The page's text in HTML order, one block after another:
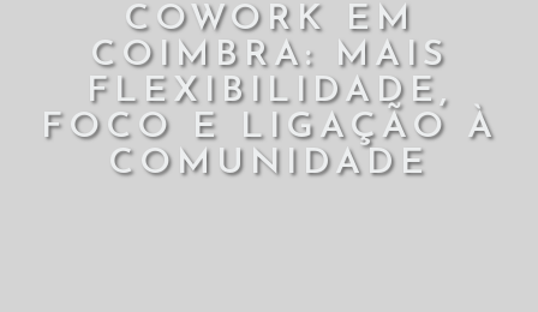
COWORK EM
COIMBRA: MAIS
FLEXIBILIDADE,
FOCO E LIGAÇÃO À
COMUNIDADE